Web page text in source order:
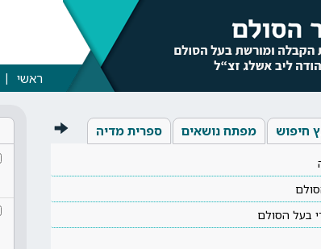
ראשי
חיפוש מפתח נושאים ספרית מדיה
בעל הסולם